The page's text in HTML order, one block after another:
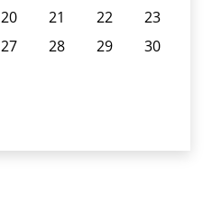
20 21 22
23
27 28 29
30